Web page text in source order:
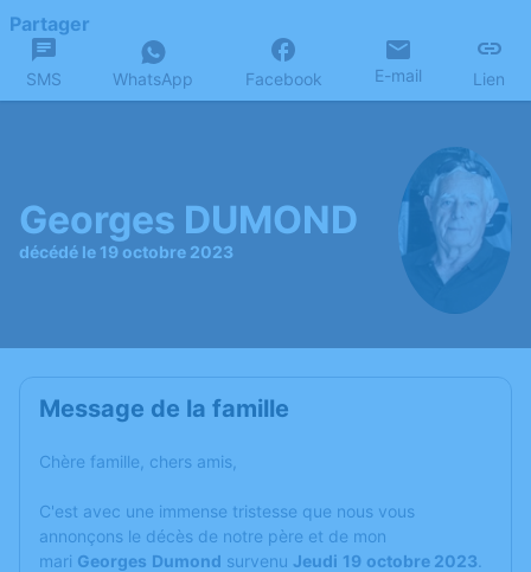
Partager
SMS WhatsApp Facebook E-mail Lien
Georges DUMOND
décédé le 19 octobre 2023
Message de la famille
Chère famille, chers amis,
C'est avec une immense tristesse que nous vous
annonçons le décès de notre père et de mon
mari Georges Dumond survenu Jeudi 19 octobre 2023